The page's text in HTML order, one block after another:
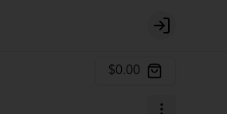
Login
$0.00